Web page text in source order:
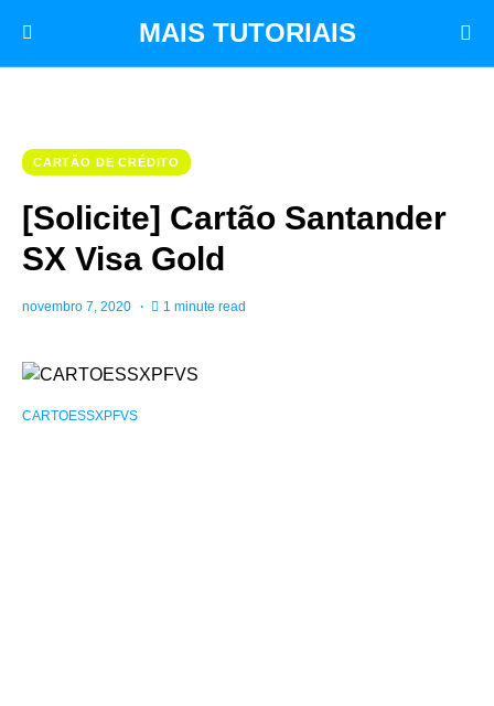
MAIS TUTORIAIS
CARTÃO DE CRÉDITO
[Solicite] Cartão Santander
SX Visa Gold
novembro 7, 2020 1 minute read
CARTOESSXPFVS